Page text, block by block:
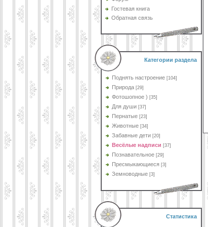
Гостевая книга
Обратная связь
Категории раздела
Поднять настроение [104]
Природа [29]
Фотошопное ) [35]
Для души [37]
Пернатые [23]
Животные [34]
Забавные дети [20]
Весёлые надписи [37]
Познавательное [29]
Пресмыкающиеся [3]
Земноводные [3]
Статистика